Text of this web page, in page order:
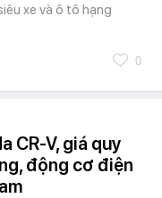
xe và ô tô hạng
0
CR-V, giá quy
động cơ điện